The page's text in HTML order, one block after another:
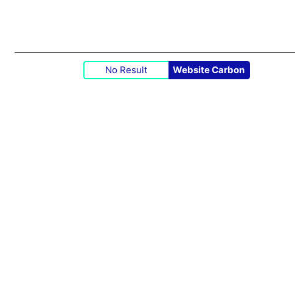
No Result Website Carbon